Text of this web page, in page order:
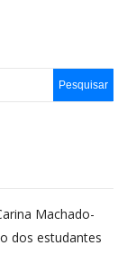
Machado-
dos estudantes